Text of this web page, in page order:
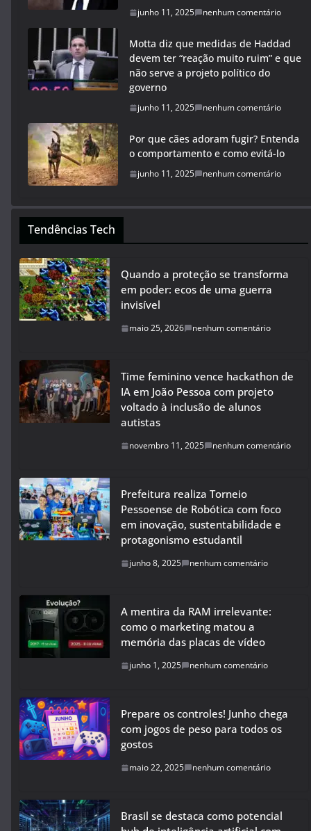
junho 11, 2025 nenhum comentário
Motta diz que medidas de Haddad
devem ter “reação muito ruim” e que
não serve a projeto político do
governo
junho 11, 2025 nenhum comentário
Por que cães adoram fugir? Entenda
o comportamento e como evitá-lo
junho 11, 2025 nenhum comentário
Tendências Tech
Quando a proteção se transforma
em poder: ecos de uma guerra
invisível
maio 25, 2026 nenhum comentário
Time feminino vence hackathon de
IA em João Pessoa com projeto
voltado à inclusão de alunos
autistas
novembro 11, 2025 nenhum comentário
Prefeitura realiza Torneio
Pessoense de Robótica com foco
em inovação, sustentabilidade e
protagonismo estudantil
junho 8, 2025 nenhum comentário
A mentira da RAM irrelevante:
como o marketing matou a
memória das placas de vídeo
junho 1, 2025 nenhum comentário
Prepare os controles! Junho chega
com jogos de peso para todos os
gostos
maio 22, 2025 nenhum comentário
Brasil se destaca como potencial